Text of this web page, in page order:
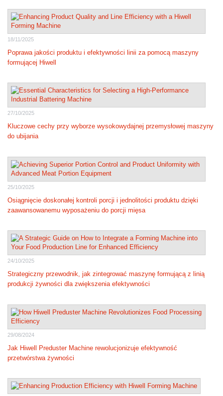
18/11/2025
Poprawa jakości produktu i efektywności linii za pomocą maszyny
formującej Hiwell
27/10/2025
Kluczowe cechy przy wyborze wysokowydajnej przemysłowej maszyny
do ubijania
25/10/2025
Osiągnięcie doskonałej kontroli porcji i jednolitości produktu dzięki
zaawansowanemu wyposażeniu do porcji mięsa
24/10/2025
Strategiczny przewodnik, jak zintegrować maszynę formującą z linią
produkcji żywności dla zwiększenia efektywności
29/08/2024
Jak Hiwell Preduster Machine rewolucjonizuje efektywność
przetwórstwa żywności